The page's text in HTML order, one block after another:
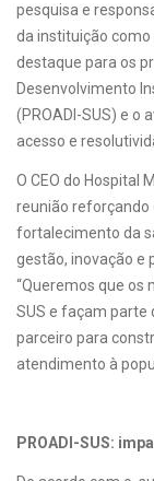
pesquisa e
da instituição
destaque para os
Desenvolvimento
(PROADI-SUS) e o
acesso e
O CEO do Hospital
reunião reforçando
fortalecimento da
gestão, inovação e
“Queremos que os
SUS e façam parte
parceiro para
atendimento à
PROADI-SUS: